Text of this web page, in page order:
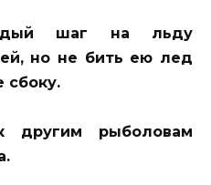
шаг на льду
но не бить ею лед
сбоку.
рыболовам